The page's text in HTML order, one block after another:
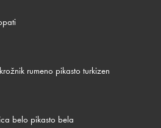
rumeno pikasto turkizen
belo pikasto bela